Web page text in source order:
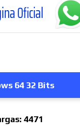
64 32 Bits
4471